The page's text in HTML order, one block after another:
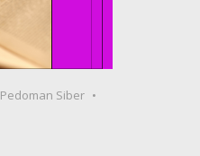
Pedoman Siber